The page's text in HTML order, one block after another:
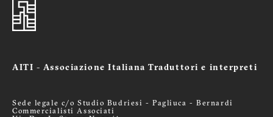
AITI - Associazione Italiana Traduttori e interpreti
Sede legale c/o Studio Budriesi - Pagliuca - Bernardi
Commercialisti Associati